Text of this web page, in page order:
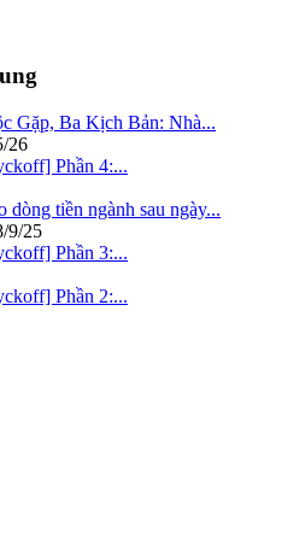
Gặp, Ba Kịch Bản: Nhà...
26
Phần 4:...
dòng tiền ngành sau ngày...
9/25
Phần 3:...
Phần 2:...